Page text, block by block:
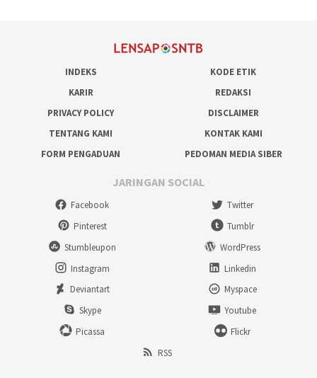
INDEKS
KODE ETIK
KARIR
REDAKSI
PRIVACY POLICY
DISCLAIMER
TENTANG KAMI
KONTAK KAMI
FORM PENGADUAN
PEDOMAN MEDIA SIBER
JARINGAN SOCIAL
Facebook
Twitter
Pinterest
Tumblr
Stumbleupon
WordPress
Instagram
Linkedin
Deviantart
Myspace
Skype
Youtube
Picassa
Flickr
RSS